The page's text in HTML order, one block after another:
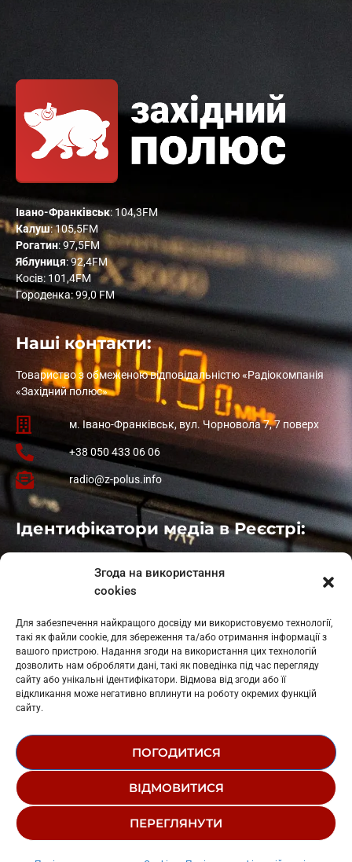
Згода на використання
cookies
Для забезпечення найкращого досвіду ми використовуємо технології,
такі як файли cookie, для збереження та/або отримання інформації з
вашого пристрою. Надання згоди на використання цих технологій
дозволить нам обробляти дані, такі як поведінка під час перегляду
сайту або унікальні ідентифікатори. Відмова від згоди або її
відкликання може негативно вплинути на роботу окремих функцій
сайту.
ПОГОДИТИСЯ
ВІДМОВИТИСЯ
ПЕРЕГЛЯНУТИ
Радіо Західний Полюс
Івано-Франківськ: 104,3FM
Калуш: 105,5FM
Рогатин: 97,5FM
Яблуниця: 92,4FM
Косів: 101,4FM
Городенка: 99,0 FM
Наші контакти:
Товариство з обмеженою відповідальністю «Радіокомпанія
«Західний полюс»
м. Івано-Франківськ, вул. Чорновола 7, 7 поверх
+38 050 433 06 06
radio@z-polus.info
Ідентифікатори медіа в Реєстрі:
: L11-01410
: L11-01801
Косів: L11-01805
Гарасимів: L11-02274
© 1995-2026 РК «ЗАХІДНИЙ ПОЛЮС»
РЕДАКЦІЙНИЙ СТАТУТ
СТРУКТУРА ВЛАСНОСТІ